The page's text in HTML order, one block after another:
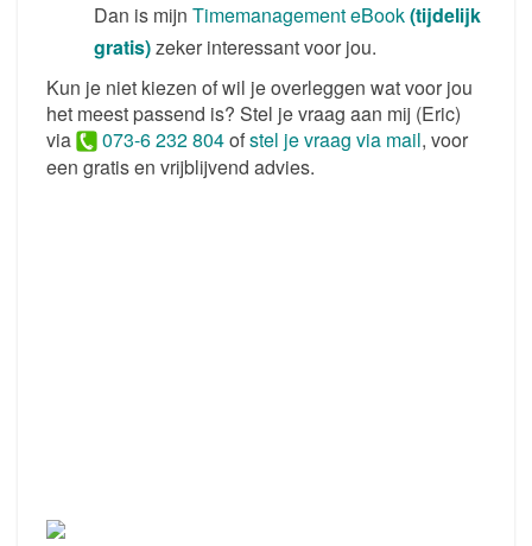
Dan is mijn Timemanagement eBook(tijdelijk
gratis)zeker interessant voor jou.
Kun je niet kiezen of wil je overleggen wat voor jou
het meest passend is? Stel je vraag aan mij (Eric)
via
073-6 232 804ofstel je vraag via mail, voor
een gratis en vrijblijvend advies.